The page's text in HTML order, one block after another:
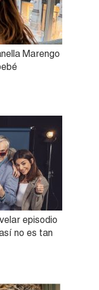
Marengo
episodio
no es tan